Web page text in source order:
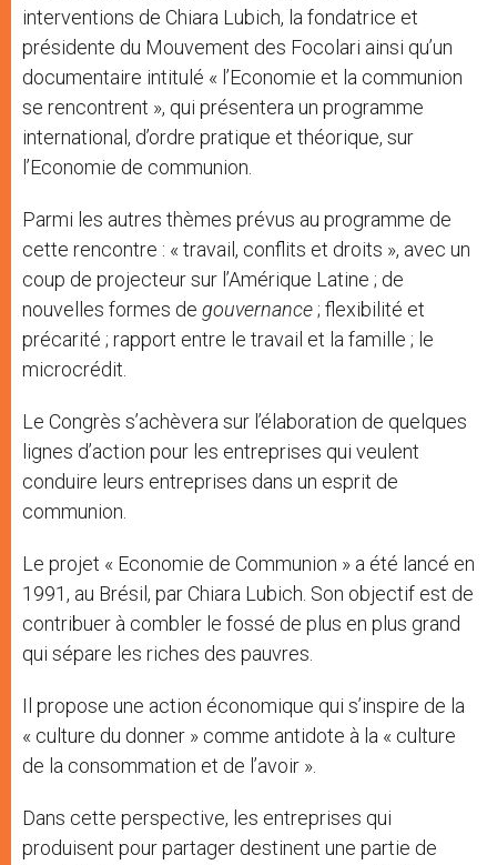
interventions de Chiara Lubich, la fondatrice et
présidente du Mouvement des Focolari ainsi qu’un
documentaire intitulé « l’Economie et la communion
se rencontrent », qui présentera un programme
international, d’ordre pratique et théorique, sur
l’Economie de communion.
Parmi les autres thèmes prévus au programme de
cette rencontre : « travail, conflits et droits », avec un
coup de projecteur sur l’Amérique Latine ; de
nouvelles formes de gouvernance; flexibilité et
précarité ; rapport entre le travail et la famille ; le
microcrédit.
Le Congrès s’achèvera sur l’élaboration de quelques
lignes d’action pour les entreprises qui veulent
conduire leurs entreprises dans un esprit de
communion.
Le projet « Economie de Communion » a été lancé en
1991, au Brésil, par Chiara Lubich. Son objectif est de
contribuer à combler le fossé de plus en plus grand
qui sépare les riches des pauvres.
Il propose une action économique qui s’inspire de la
« culture du donner » comme antidote à la « culture
de la consommation et de l’avoir ».
Dans cette perspective, les entreprises qui
produisent pour partager destinent une partie de